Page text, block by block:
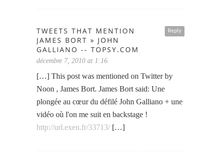
Reply
TWEETS THAT MENTION
JAMES BORT » JOHN
GALLIANO -- TOPSY.COM
décembre 7, 2010 at 1:16
[…] This post was mentioned on Twitter by
Noon , James Bort. James Bort said: Une
plongée au cœur du défilé John Galliano + une
vidéo où l'on me suit en backstage !
http://url.exen.fr/33713/ […]